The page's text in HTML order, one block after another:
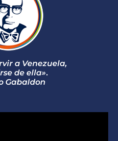
a Venezuela,
de ella».
Gabaldon